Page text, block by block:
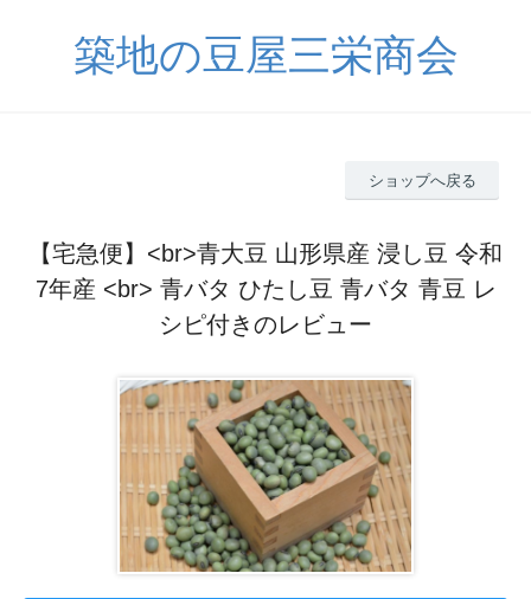
築地の豆屋三栄商会
ショップへ戻る
【宅急便】<br>青大豆 山形県産 浸し豆 令和
7年産 <br> 青バタ ひたし豆 青バタ 青豆 レ
シピ付きのレビュー